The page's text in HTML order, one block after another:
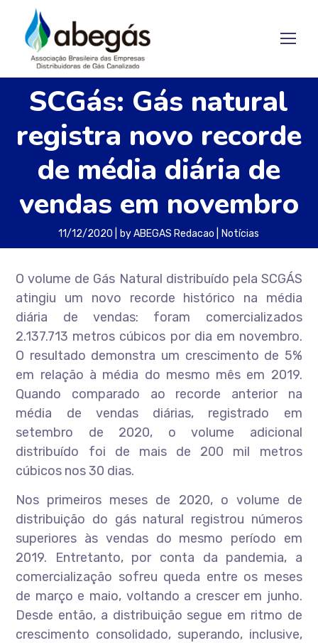
SCGás: Gás natural
registra novo recorde
de média diária de
vendas em novembro
11/12/2020 byABEGAS Redacao Notícias
O volume de Gás Natural distribuído pela SCGÁS
atingiu um novo recorde histórico na média
diária de vendas: foram comercializados
2.137.713 metros cúbicos por dia em novembro.
O resultado demonstra um crescimento de 5%
em relação à média do mesmo mês em 2019.
Quando comparado ao recorde anterior na
média de vendas diárias, registrado em
setembro de 2020, o volume adicional
distribuído foi de mais de 200 mil metros
cúbicos nos 30 dias.
Nos primeiros meses de 2020, o volume de
distribuição do gás natural registrou números
superiores às vendas do mesmo período em
2019. Entretanto, por conta da pandemia, a
comercialização sofreu queda entre os meses
de março e maio, voltando a crescer em junho.
Desde então, a distribuição segue em ritmo de
crescimento consolidado, superando, inclusive,